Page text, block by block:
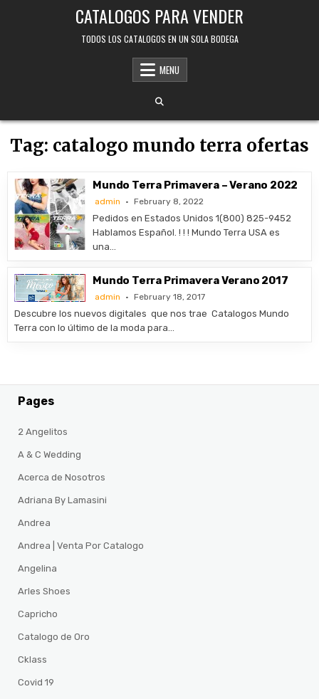
CATALOGOS PARA VENDER
TODOS LOS CATALOGOS EN UN SOLA BODEGA
MENU
Tag: catalogo mundo terra ofertas
Mundo Terra Primavera – Verano 2022
admin February 8, 2022
Pedidos en Estados Unidos 1(800) 825-9452
Hablamos Español. ! ! ! Mundo Terra USA es
una…
Mundo Terra Primavera Verano 2017
admin February 18, 2017
Descubre los nuevos digitales que nos trae Catalogos Mundo
Terra con lo último de la moda para…
Pages
2 Angelitos
A & C Wedding
Acerca de Nosotros
Adriana By Lamasini
Andrea
Andrea | Venta Por Catalogo
Angelina
Arles Shoes
Capricho
Catalogo de Oro
Cklass
Covid 19